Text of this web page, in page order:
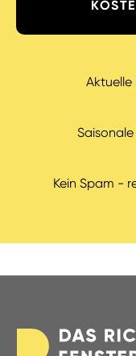
Aktuelle
Kein Spam -